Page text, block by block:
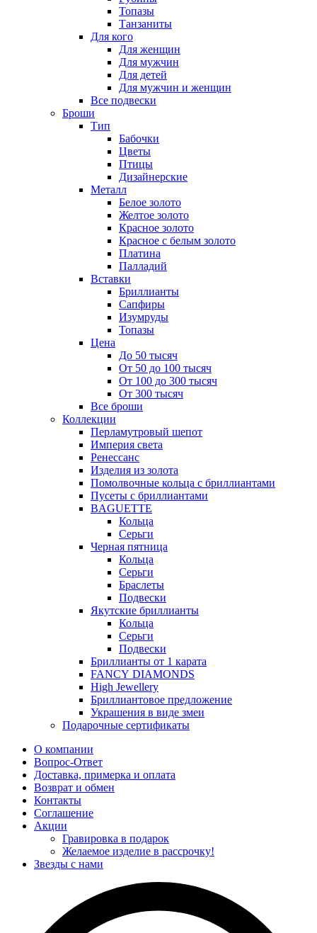
Топазы
Танзаниты
Для кого
Для женщин
Для мужчин
Для детей
Для мужчин и женщин
Все подвески
Броши
Тип
Бабочки
Цветы
Птицы
Дизайнерские
Металл
Белое золото
Желтое золото
Красное золото
Красное с белым золото
Платина
Палладий
Вставки
Бриллианты
Сапфиры
Изумруды
Топазы
Цена
До 50 тысяч
От 50 до 100 тысяч
От 100 до 300 тысяч
От 300 тысяч
Все броши
Коллекции
Перламутровый шепот
Империя света
Ренессанс
Изделия из золота
Помолвочные кольца с бриллиантами
Пусеты с бриллиантами
BAGUETTE
Кольца
Серьги
Черная пятница
Кольца
Серьги
Браслеты
Подвески
Якутские бриллианты
Кольца
Серьги
Подвески
Бриллианты от 1 карата
FANCY DIAMONDS
High Jewellery
Бриллиантовое предложение
Украшения в виде змеи
Подарочные сертификаты
О компании
Вопрос-Ответ
Доставка, примерка и оплата
Возврат и обмен
Контакты
Соглашение
Акции
Гравировка в подарок
Желаемое изделие в рассрочку!
Звезды с нами